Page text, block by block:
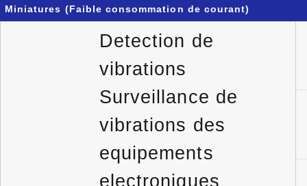
Miniatures (Faible consommation de courant)
Detection de
vibrations
Surveillance de
vibrations des
equipements
electroniques